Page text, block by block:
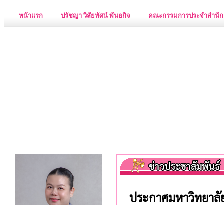
หน้าแรก ปรัชญา วิสัยทัศน์ พันธกิจ คณะกรรมการประจำสำนัก
ประกาศมหาวิทยาลั